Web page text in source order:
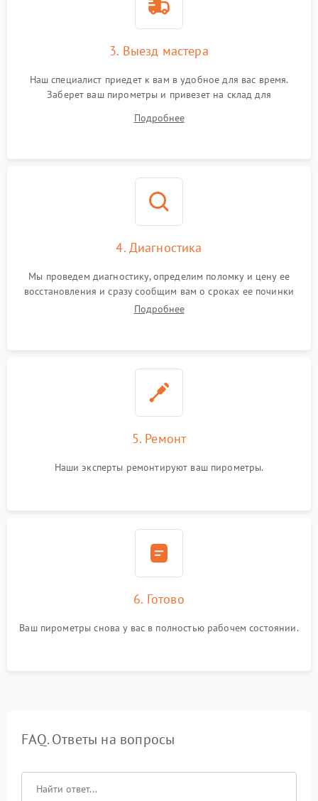
3. Выезд мастера
Наш специалист приедет к вам в удобное для вас время.
Заберет ваш пирометры и привезет на склад для
Подробнее
4. Диагностика
Мы проведем диагностику, определим поломку и цену ее
восстановления и сразу сообщим вам о сроках ее починки
Подробнее
5. Ремонт
Наши эксперты ремонтируют ваш пирометры.
6. Готово
Ваш пирометры снова у вас в полностью рабочем состоянии.
FAQ. Ответы на вопросы